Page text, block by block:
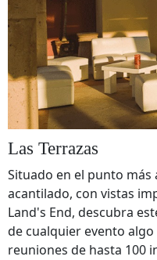
Las Terrazas
Situado en el punto
acantilado, con vistas
Land's End, descubra
de cualquier evento
reuniones de hasta 100